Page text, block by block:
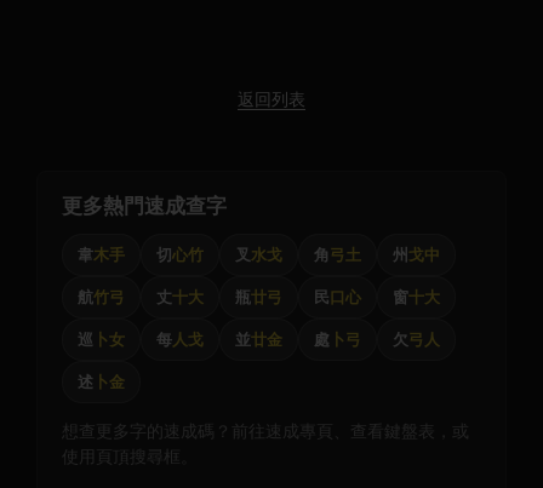
返回列表
更多熱門速成查字
韋木手 切心竹 叉 水戈 角弓土 州 戈中
航竹弓 丈十大 瓶廿弓 民口心 窗十大
巡 卜女 每人戈 並廿金 處 卜弓 欠弓人
述 卜金
想查更多字的速成碼？前往速成專頁、查看鍵盤表，或
使用頁頂搜尋框。